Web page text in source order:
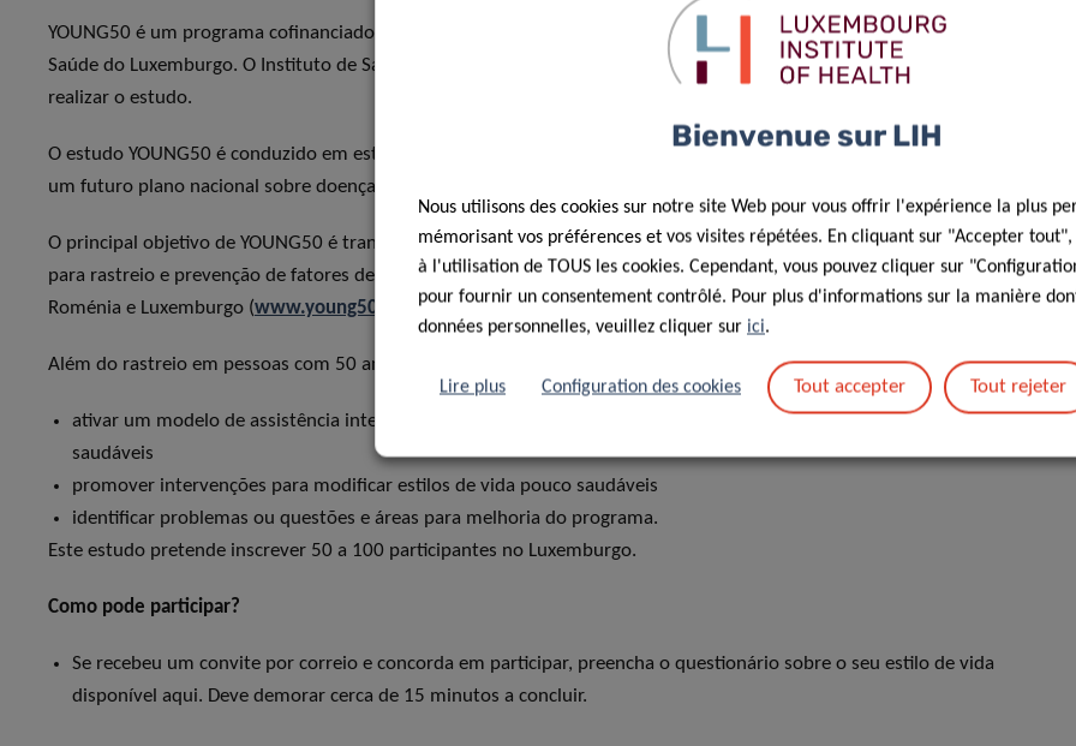
YOUNG50 é um programa cofinanciado pelo Programa de Saúde da União Europeia (2014-2020) e pela Direção de
Saúde do Luxemburgo. O Instituto de Saúde de Luxemburgo (LIH) trabalha juntamente com a Direção de Saúde para
realizar o estudo.
O estudo YOUNG50 é conduzido em estreita colaboração com os médicos de clínica geral do Luxemburgo e faz parte de
um futuro plano nacional sobre doenças neurológicas e cardiovasculares no Luxemburgo.
O principal objetivo de YOUNG50 é transferir e adaptar um programa de saúde pública italiano chamado CARDIO50,
para rastreio e prevenção de fatores de risco de DCV em pessoas com 50 anos, em três países europeus: Lituânia,
Roménia e Luxemburgo (www.young50.eu
Além do rastreio em pessoas com 50 anos, o projeto visa:
ativar um modelo de assistência integrado para ajudar a modificar ou reduzir fatores de risco em indivíduos
saudáveis
promover intervenções para modificar estilos de vida pouco saudáveis
identificar problemas ou questões e áreas para melhoria do programa.
Este estudo pretende inscrever 50 a 100 participantes no Luxemburgo.
Como pode participar?
Se recebeu um convite por correio e concorda em participar, preencha o questionário sobre o seu estilo de vida
disponível aqui. Deve demorar cerca de 15 minutos a concluir.
Bienvenue sur LIH
Nous utilisons des cookies sur notre site Web pour vous offrir l'expérience la plus
mémorisant vos préférences et vos visites répétées. En cliquant sur "Accepter tout",
à l'utilisation de TOUS les cookies. Cependant, vous pouvez cliquer sur
pour fournir un consentement contrôlé. Pour plus d'informations sur la manière
données personnelles, veuillez cliquer sur ici.
Lire plus Configuration des cookies Tout accepter Tout rejeter